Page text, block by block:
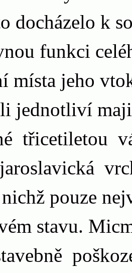
docházelo k
funkci
místa jeho
jednotliví
třicetiletou
pouze
stavu.